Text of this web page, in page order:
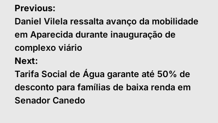
Navegação
de
Post
Previous:
Daniel Vilela ressalta avanço da mobilidade
em Aparecida durante inauguração de
complexo viário
Next:
Tarifa Social de Água garante até 50% de
desconto para famílias de baixa renda em
Senador Canedo